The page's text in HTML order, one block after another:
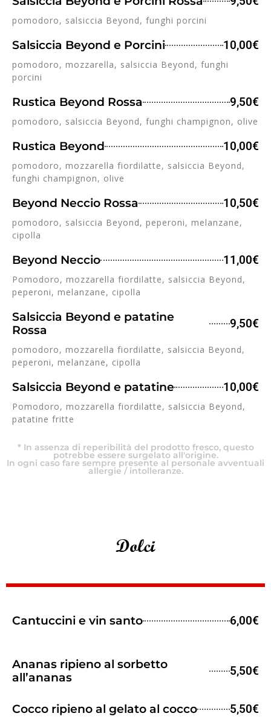
pomodoro, salsiccia Beyond, funghi porcini
Salsiccia Beyond e Porcini 10,00€
pomodoro, mozzarella, salsiccia Beyond, funghi
porcini
Rustica Beyond Rossa 9,50€
pomodoro, salsiccia Beyond, funghi champignon, olive
Rustica Beyond 10,00€
pomodoro, mozzarella fiordilatte, salsiccia Beyond,
funghi champignon, olive
Beyond Neccio Rossa 10,50€
pomodoro, salsiccia Beyond, peperoni, melanzane,
cipolla
Beyond Neccio 11,00€
Pomodoro, mozzarella fiordilatte, salsiccia Beyond,
peperoni, melanzane, cipolla
Salsiccia Beyond e patatine
Rossa
9,50€
pomodoro, mozzarella fiordilatte, salsiccia Beyond,
peperoni, melanzane, cipolla
Salsiccia Beyond e patatine 10,00€
Pomodoro, mozzarella fiordilatte, salsiccia Beyond,
patatine fritte
* In assenza di reperibilità del prodotto fresco, questo
potrebbe essere surgelato all'origine.
In ogni caso fare sempre presente al personale avventuali
allergie / intolleranze.
Dolci
Cantuccini e vin santo 6,00€
Ananas ripieno al sorbetto
all’ananas
5,50€
Cocco ripieno al gelato al cocco 5,50€